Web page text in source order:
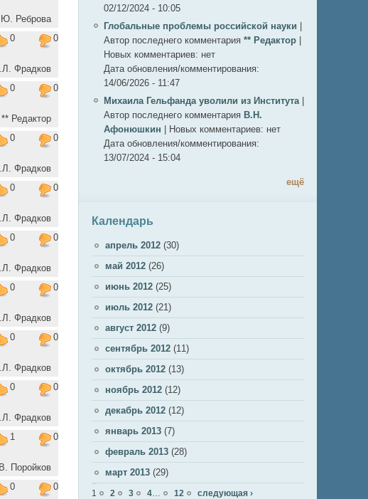
Реброва
0
0
Фрадков
0
0
Редактор
0
0
Фрадков
0
0
Фрадков
0
0
Фрадков
0
0
Фрадков
0
0
Фрадков
0
0
Фрадков
1
0
Поройков
0
0
02/12/2024 - 10:05
Глобальные проблемы российской науки
Автор последнего комментария ** Редактор
Новых комментариев: нет
Дата обновления/комментирования:
14/06/2026 - 11:47
Михаила Гельфанда уволили из Института
Автор последнего комментария В.Н.
Афонюшкин
Новых комментариев: нет
Дата обновления/комментирования:
13/07/2024 - 15:04
ещё
Календарь
апрель 2012 (30)
май 2012 (26)
июнь 2012 (25)
июль 2012 (21)
август 2012 (9)
сентябрь 2012 (11)
октябрь 2012 (13)
ноябрь 2012 (12)
декабрь 2012 (12)
январь 2013 (7)
февраль 2013 (28)
март 2013 (29)
Страницы
1 2 3 4 12 следующая ›